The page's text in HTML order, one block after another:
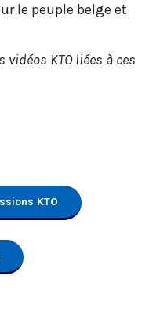
le peuple belge et
KTO liées à ces
KTO